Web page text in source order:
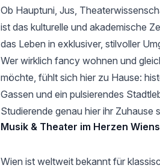
Ob Hauptuni, Jus,
ist das kulturelle und akademische
das Leben in exklusiver, stilvoller
Wer wirklich fancy wohnen und
möchte, fühlt sich hier zu Hause:
Gassen und ein pulsierendes
Studierende genau hier ihr Zuhause
Musik & Theater im Herzen
Wien ist weltweit bekannt für